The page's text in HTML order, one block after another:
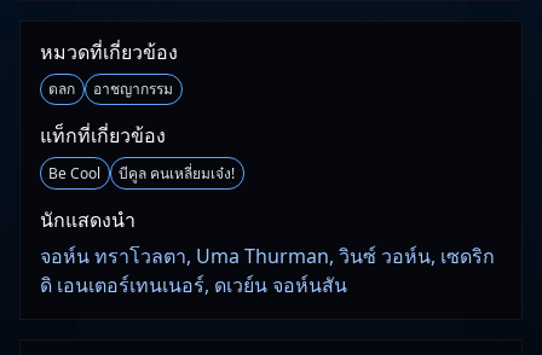
หมวดที่เกี่ยวข้อง
ตลก อาชญากรรม
แท็กที่เกี่ยวข้อง
Be Cool บีคูล คนเหลี่ยมเจ๋ง!
นักแสดงนำ
จอห์น ทราโวลตา, Uma Thurman, วินซ์ วอห์น, เซดริก
ดิ เอนเตอร์เทนเนอร์, ดเวย์น จอห์นสัน